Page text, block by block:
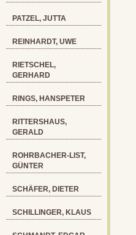
PATZEL, JUTTA
REINHARDT, UWE
RIETSCHEL,
GERHARD
RINGS, HANSPETER
RITTERSHAUS,
GERALD
ROHRBACHER-LIST,
GÜNTER
SCHÄFER, DIETER
SCHILLINGER, KLAUS